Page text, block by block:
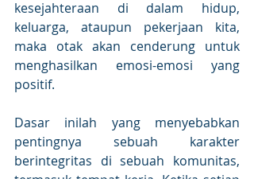
kesejahteraan di dalam hidup,
keluarga, ataupun pekerjaan kita,
maka otak akan cenderung untuk
menghasilkan emosi-emosi yang
positif.
Dasar inilah yang menyebabkan
pentingnya sebuah karakter
berintegritas di sebuah komunitas,